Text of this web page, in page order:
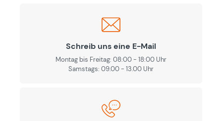
Schreib uns eine E-Mail
Montag bis Freitag: 08:00 - 18:00 Uhr
Samstags: 09.00 - 13.00 Uhr